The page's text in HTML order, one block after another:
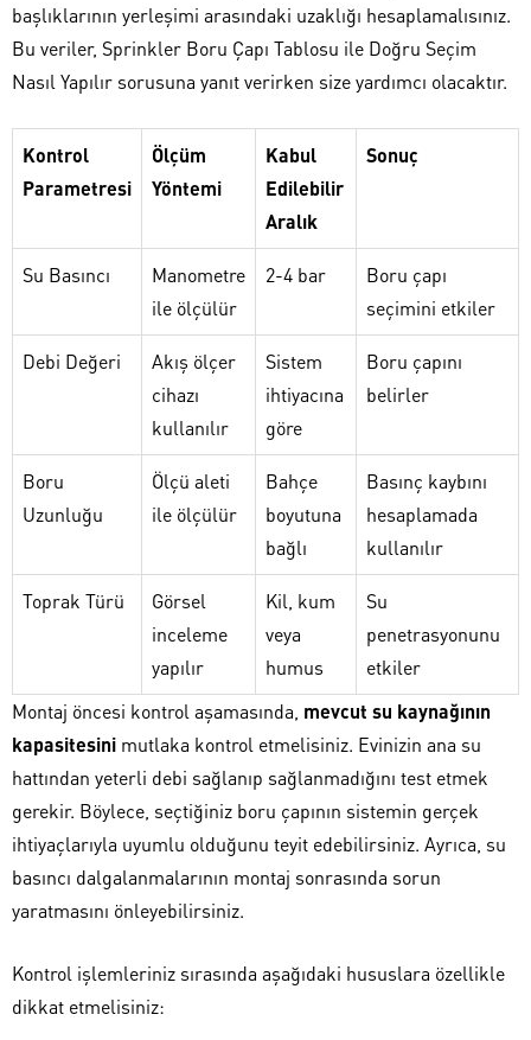
başlıklarının yerleşimi arasındaki uzaklığı hesaplamalısınız.
Bu veriler, Sprinkler Boru Çapı Tablosu ile Doğru Seçim
Nasıl Yapılır sorusuna yanıt verirken size yardımcı olacaktır.
Kontrol
Parametresi
Ölçüm
Yöntemi
Kabul
Edilebilir
Aralık
Sonuç
Su Basıncı
Manometre
ile ölçülür
2-4 bar
Boru çapı
seçimini etkiler
Debi Değeri
Akış ölçer
cihazı
kullanılır
Sistem
ihtiyacına
göre
Boru çapını
belirler
Boru
Uzunluğu
Ölçü aleti
ile ölçülür
Bahçe
boyutuna
bağlı
Basınç kaybını
hesaplamada
kullanılır
Toprak Türü
Görsel
inceleme
yapılır
Kil, kum
veya
humus
Su
penetrasyonunu
etkiler
Montaj öncesi kontrol aşamasında, mevcut su kaynağının
kapasitesini mutlaka kontrol etmelisiniz. Evinizin ana su
hattından yeterli debi sağlanıp sağlanmadığını test etmek
gerekir. Böylece, seçtiğiniz boru çapının sistemin gerçek
ihtiyaçlarıyla uyumlu olduğunu teyit edebilirsiniz. Ayrıca, su
basıncı dalgalanmalarının montaj sonrasında sorun
yaratmasını önleyebilirsiniz.
Kontrol işlemleriniz sırasında aşağıdaki hususlara özellikle
dikkat etmelisiniz: